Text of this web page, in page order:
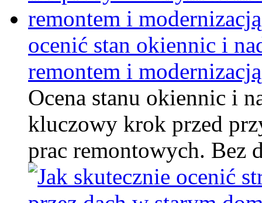
ocenić stan okiennic i
remontem i modernizacją
Ocena stanu okiennic i
kluczowy krok przed
prac remontowych. Bez